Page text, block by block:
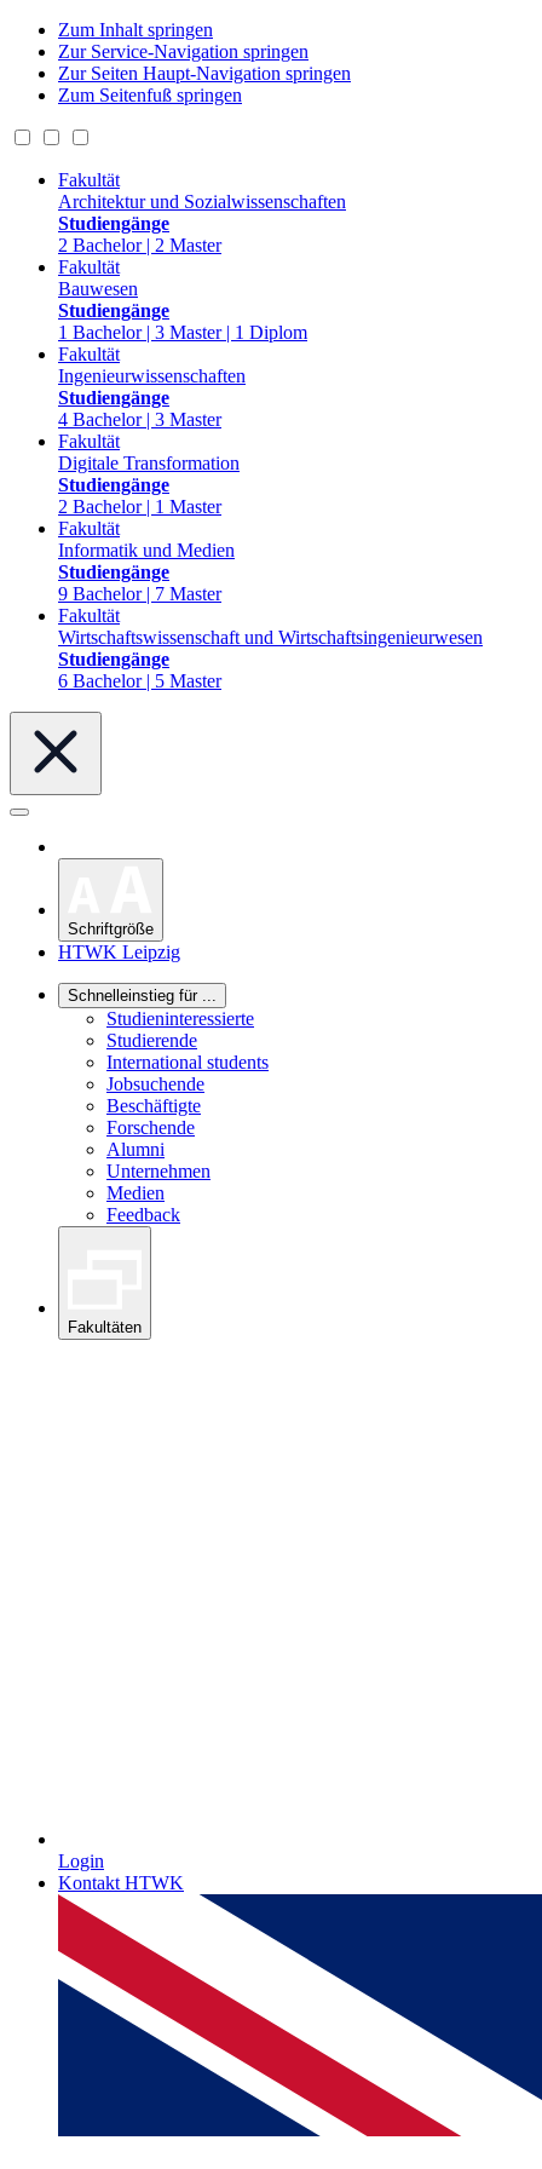
Zum Inhalt springen
Zur Service-Navigation springen
Zur Seiten Haupt-Navigation springen
Zum Seitenfuß springen
Fakultät
Architektur und Sozialwissenschaften
Studiengänge
2 Bachelor | 2 Master
Fakultät
Bauwesen
Studiengänge
1 Bachelor | 3 Master | 1 Diplom
Fakultät
Ingenieurwissenschaften
Studiengänge
4 Bachelor | 3 Master
Fakultät
Digitale Transformation
Studiengänge
2 Bachelor | 1 Master
Fakultät
Informatik und Medien
Studiengänge
9 Bachelor | 7 Master
Fakultät
Wirtschaftswissenschaft und Wirtschaftsingenieurwesen
Studiengänge
6 Bachelor | 5 Master
Schriftgröße
HTWK Leipzig
Schnelleinstieg für ...
Studieninteressierte
Studierende
International students
Jobsuchende
Beschäftigte
Forschende
Alumni
Unternehmen
Medien
Feedback
Fakultäten
Login
Kontakt HTWK